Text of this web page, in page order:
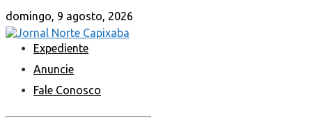
domingo, 9 agosto, 2026
Expediente
Anuncie
Fale Conosco